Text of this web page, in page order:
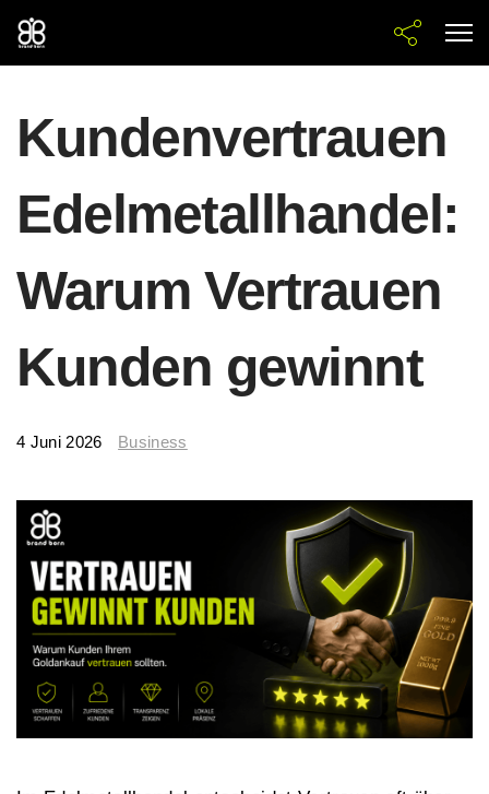
Kundenvertrauen
Edelmetallhandel:
Warum Vertrauen
Kunden gewinnt
4 Juni 2026 Business